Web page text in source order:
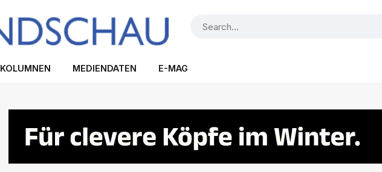
KOLUMNEN MEDIENDATEN E-MAG